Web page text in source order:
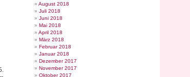
August 2018
Juli 2018
Juni 2018
Mai 2018
April 2018
März 2018
Februar 2018
Januar 2018
Dezember 2017
November 2017
Oktober 2017